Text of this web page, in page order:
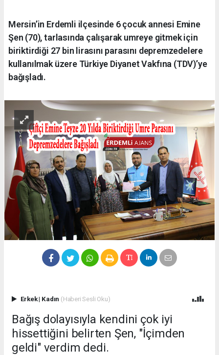
Mersin’in Erdemli ilçesinde 6 çocuk annesi Emine
Şen (70), tarlasında çalışarak umreye gitmek için
biriktirdiği 27 bin lirasını parasını depremzedelere
kullanılmak üzere Türkiye Diyanet Vakfına (TDV)’ye
bağışladı.
Erkek| Kadın (Haberi Sesli Oku)
Bağış dolayısıyla kendini çok iyi
hissettiğini belirten Şen, "İçimden
geldi" verdim dedi.